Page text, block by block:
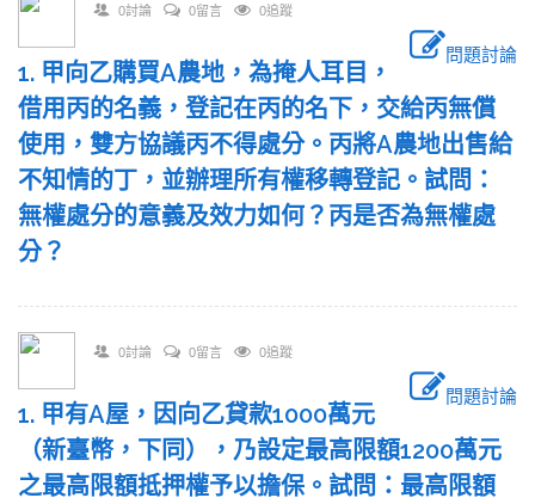
0討論 0留言 0追蹤
問題討論
1. 甲向乙購買A農地，為掩人耳目，
借用丙的名義，登記在丙的名下，交給丙無償
使用，雙方協議丙不得處分。丙將A農地出售給
不知情的丁，並辦理所有權移轉登記。試問：
無權處分的意義及效力如何？丙是否為無權處
分？
0討論 0留言 0追蹤
問題討論
1. 甲有A屋，因向乙貸款1000萬元
（新臺幣，下同），乃設定最高限額1200萬元
之最高限額抵押權予以擔保。試問：最高限額